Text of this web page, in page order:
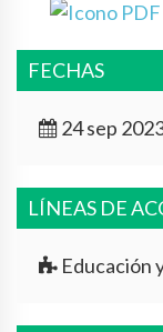
FECHAS
24 sep
LÍNEAS DE
Educación